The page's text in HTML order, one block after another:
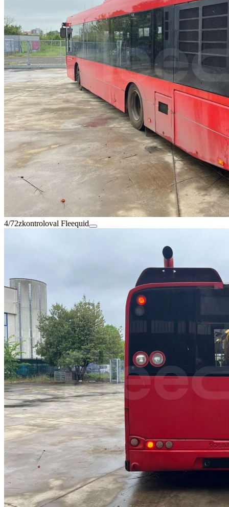
4/72zkontroloval Fleequid